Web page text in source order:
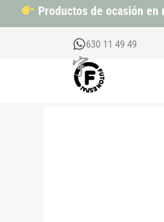
Productos de ocasión
630 11 49 49